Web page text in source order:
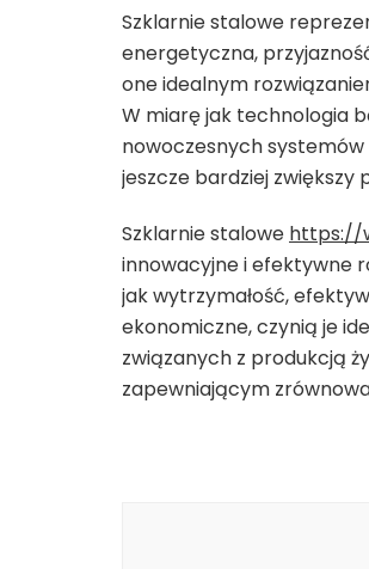
Szklarnie stalowe
energetyczna,
one idealnym
W miarę jak technologia
nowoczesnych
jeszcze bardziej zwiększy
Szklarnie stalowe https://
innowacyjne i efektywne
jak wytrzymałość,
ekonomiczne, czynią je
związanych z produkcją
zapewniającym